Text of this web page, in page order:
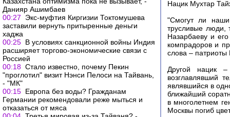
Данияр Ашимбаев
00:27
Экс-муфтия Киргизии Токтомушева
заставили вернуть притыренные деньги
хаджа
00:25 В условиях санкционной войны Индия
расширяет торгово-экономические связи с
Россией
00:18 Стало известно, почему Пекин
"проглотил" визит Нэнси Пелоси на Тайвань,
- "МК"
00:15 Европа без воды? Гражданам
Германии рекомендовали реже мыться и
отказаться от мяса
Нацик Мухтар
"‎Смогут ли наши
трусливые люди,
Назарбаеву и
компрадоров и
слова – патриоты
Другой нацик
возглавлявший
являвшийся в
ближайший
в многолетнем
Москвы погиб